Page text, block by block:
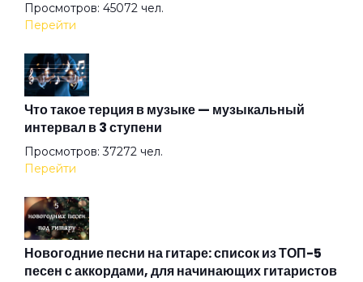
Если будет дождь
Если ты хочешь
Женщина
Завтра меня здесь не будет
Просмотров: 45072 чел.
Перейти
Что такое терция в музыке — музыкальный
интервал в 3 ступени
Просмотров: 37272 чел.
Перейти
Новогодние песни на гитаре: список из ТОП-5
песен с аккордами, для начинающих гитаристов